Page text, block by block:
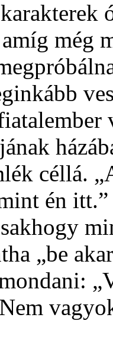
még
céllá.
én
„be